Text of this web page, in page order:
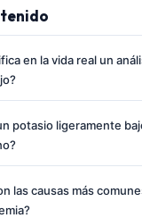
en la vida real un
potasio ligeramente
las causas más